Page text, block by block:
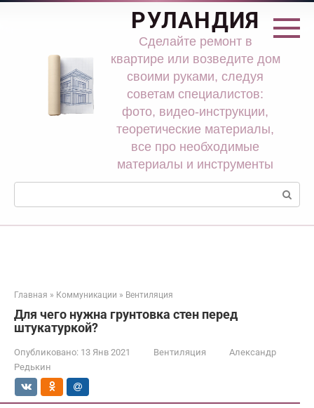
Перейти
РУЛАНДИЯ
Сделайте ремонт в
квартире или возведите дом
своими руками, следуя
советам специалистов:
фото, видео-инструкции,
теоретические материалы,
все про необходимые
материалы и инструменты
Поиск:
Главная » Коммуникации » Вентиляция
Для чего нужна грунтовка стен перед
штукатуркой?
Опубликовано: 13 Янв 2021 Вентиляция
Александр
Редькин